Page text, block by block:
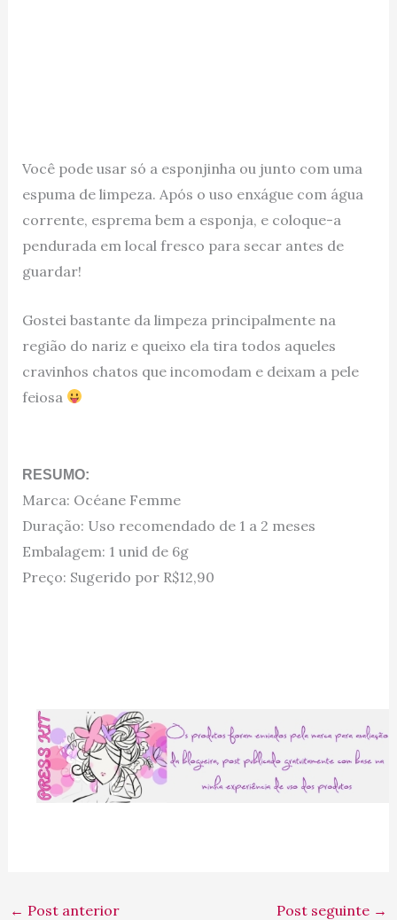
Você pode usar só a esponjinha ou junto com uma
espuma de limpeza. Após o uso enxágue com água
corrente, esprema bem a esponja, e coloque-a
pendurada em local fresco para secar antes de
guardar!
Gostei bastante da limpeza principalmente na
região do nariz e queixo ela tira todos aqueles
cravinhos chatos que incomodam e deixam a pele
feiosa
RESUMO:
Marca: Océane Femme
Duração: Uso recomendado de 1 a 2 meses
Embalagem: 1 unid de 6g
Preço: Sugerido por R$12,90
← Post anterior Post seguinte →